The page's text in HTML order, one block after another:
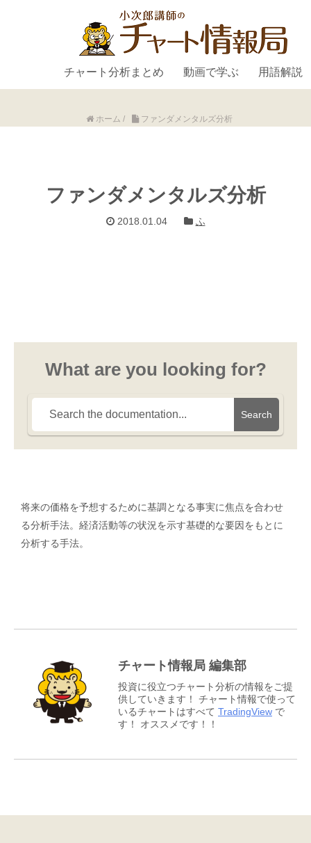
チャート分析まとめ 動画で学ぶ 用語解説
ホーム / ファンダメンタルズ分析
ファンダメンタルズ分析
2018.01.04 ふ
What are you looking for?
Search
将来の価格を予想するために基調となる事実に焦点を合わせ
る分析手法。経済活動等の状況を示す基礎的な要因をもとに
分析する手法。
チャート情報局 編集部
投資に役立つチャート分析の情報をご提
供していきます！ チャート情報で使って
いるチャートはすべて TradingView で
す！ オススメです！！